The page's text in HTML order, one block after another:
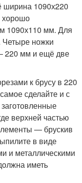
ширина 1090х220
хорошо
1090х110 мм. Для
Четыре ножки
220 мм и ещё две
к брусу в 220
сделайте и с
верхней частью
— брускив
в виде
и металлическими
иметь